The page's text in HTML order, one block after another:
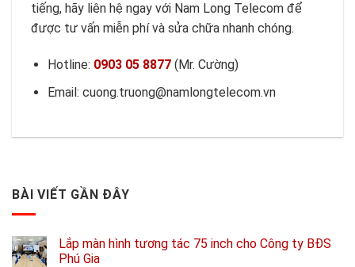
tiếng, hãy liên hệ ngay với Nam Long Telecom để
được tư vấn miễn phí và sửa chữa nhanh chóng.
Hotline: 0903 05 8877(Mr. Cường)
Email: cuong.truong@namlongtelecom.vn
BÀI VIẾT GẦN ĐÂY
Lắp màn hình tương tác 75 inch cho Công ty BĐS
Phú Gia